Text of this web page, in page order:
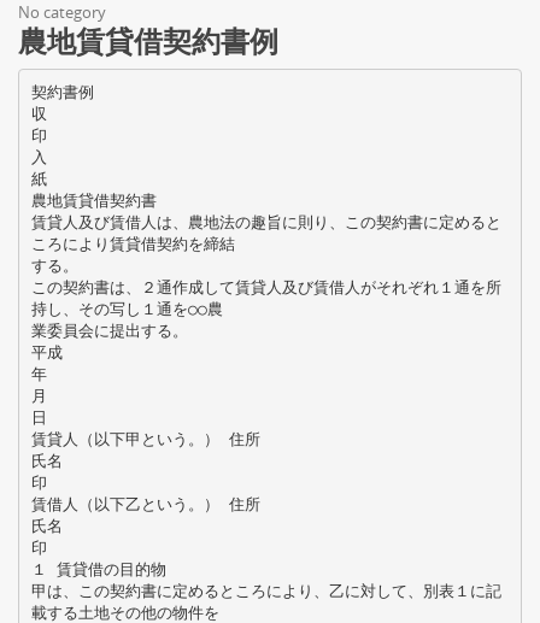
No category
農地賃貸借契約書例
契約書例
収
印
入
紙
農地賃貸借契約書
賃貸人及び賃借人は、農地法の趣旨に則り、この契約書に定めると
ころにより賃貸借契約を締結
する。
この契約書は、２通作成して賃貸人及び賃借人がそれぞれ１通を所
持し、その写し１通を○○農
業委員会に提出する。
平成
年
月
日
賃貸人（以下甲という。） 住所
氏名
印
賃借人（以下乙という。） 住所
氏名
印
１ 賃貸借の目的物
甲は、この契約書に定めるところにより、乙に対して、別表１に記
載する土地その他の物件を